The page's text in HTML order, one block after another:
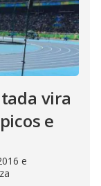
vira
e
e